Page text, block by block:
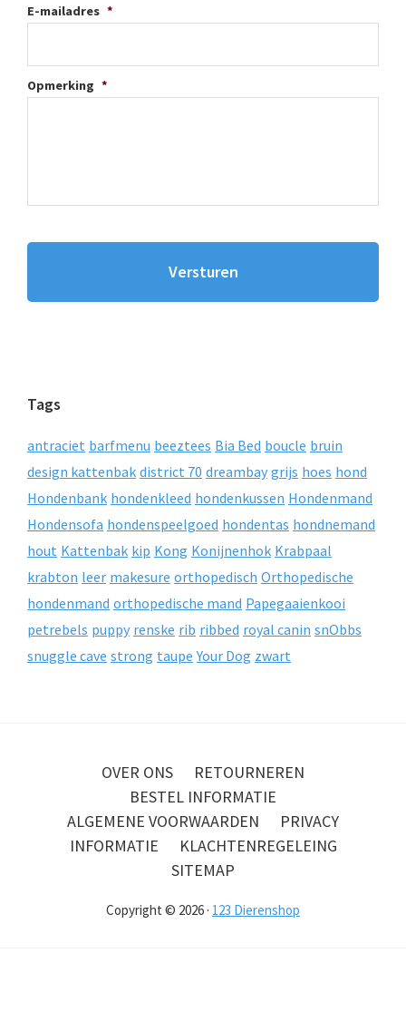
E-mailadres *
Opmerking *
Tags
antraciet barfmenu beeztees Bia Bed boucle bruin
design kattenbak district 70 dreambay grijs hoes hond
Hondenbank hondenkleed hondenkussen Hondenmand
Hondensofa hondenspeelgoed hondentas hondnemand
hout Kattenbak kip Kong Konijnenhok Krabpaal
krabton leer makesure orthopedisch Orthopedische
hondenmand orthopedische mand Papegaaienkooi
petrebels puppy renske rib ribbed royal canin snObbs
snuggle cave strong taupe Your Dog zwart
OVER ONS
RETOURNEREN
BESTEL INFORMATIE
ALGEMENE VOORWAARDEN
PRIVACY
INFORMATIE
KLACHTENREGELEING
SITEMAP
Copyright © 2026 · 123 Dierenshop